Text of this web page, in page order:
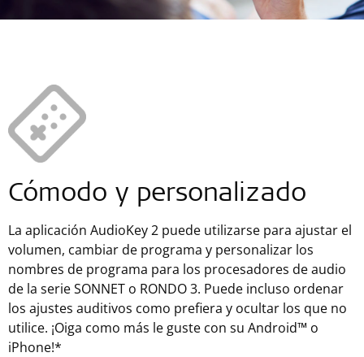
Cómodo y personalizado
La aplicación AudioKey 2 puede utilizarse para ajustar el
volumen, cambiar de programa y personalizar los
nombres de programa para los procesadores de audio
de la serie SONNET o RONDO 3. Puede incluso ordenar
los ajustes auditivos como prefiera y ocultar los que no
utilice. ¡Oiga como más le guste con su Android™ o
iPhone!*